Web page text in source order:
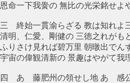
恩命一下我黌の 無比の光栄銘せよ
三 終始一貫渝らざる 教は知れよ
清明、仁愛、剛健の 三徳之れがも
ふりさけ見れば碧万里 朝暾出でん
宇宙の偉観清新の 景趣はやがて我
四 あゝ藤肥州の領せし地 あゝ感